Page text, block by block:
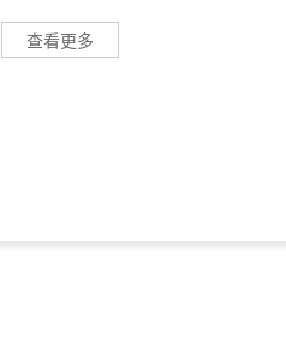
查看更多